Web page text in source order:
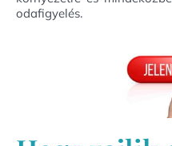
odafigyelés.